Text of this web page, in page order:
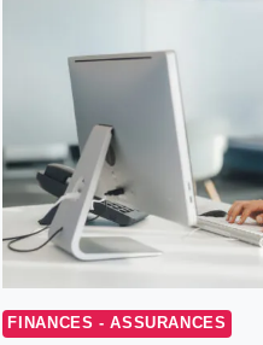
FINANCES - ASSURANCES